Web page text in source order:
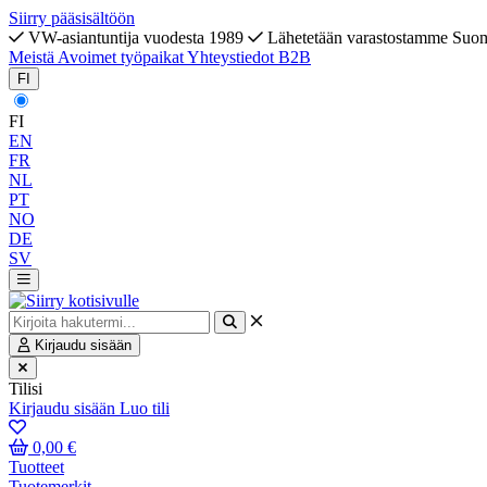
Siirry pääsisältöön
VW-asiantuntija vuodesta 1989
Lähetetään varastostamme
Meistä Avoimet työpaikatYhteystiedot B2B
FI
FI
EN
FR
NL
PT
NO
DE
SV
Kirjaudu sisään
Tilisi
Kirjaudu sisään Luo tili
0,00 €
Tuotteet